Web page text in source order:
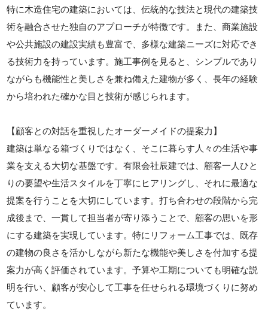
特に木造住宅の建築においては、伝統的な技法と現代の建築技
術を融合させた独自のアプローチが特徴です。また、商業施設
や公共施設の建設実績も豊富で、多様な建築ニーズに対応でき
る技術力を持っています。施工事例を見ると、シンプルであり
ながらも機能性と美しさを兼ね備えた建物が多く、長年の経験
から培われた確かな目と技術が感じられます。
【顧客との対話を重視したオーダーメイドの提案力】
建築は単なる箱づくりではなく、そこに暮らす人々の生活や事
業を支える大切な基盤です。有限会社辰建では、顧客一人ひと
りの要望や生活スタイルを丁寧にヒアリングし、それに最適な
提案を行うことを大切にしています。打ち合わせの段階から完
成後まで、一貫して担当者が寄り添うことで、顧客の思いを形
にする建築を実現しています。特にリフォーム工事では、既存
の建物の良さを活かしながら新たな機能や美しさを付加する提
案力が高く評価されています。予算や工期についても明確な説
明を行い、顧客が安心して工事を任せられる環境づくりに努め
ています。